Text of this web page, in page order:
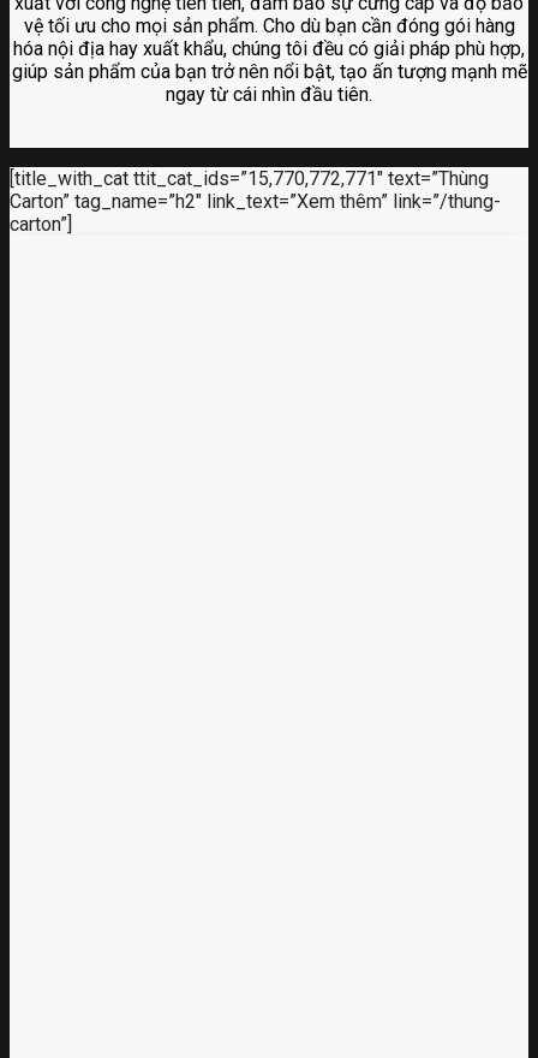
vệ tối ưu cho mọi sản phẩm. Cho dù bạn cần đóng gói hàng
hóa nội địa hay xuất khẩu, chúng tôi đều có giải pháp phù hợp,
giúp sản phẩm của bạn trở nên nổi bật, tạo ấn tượng mạnh mẽ
ngay từ cái nhìn đầu tiên.
[title_with_cat ttit_cat_ids=”15,770,772,771″ text=”Thùng
Carton” tag_name=”h2″ link_text=”Xem thêm” link=”/thung-
carton”]